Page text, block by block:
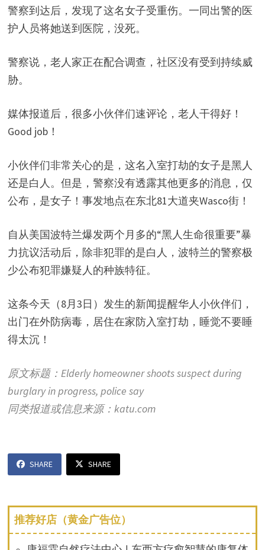
警察到达后，发现了这名女子受重伤。一同出警的医
护人员将她送到医院，没死。
警察说，老人家正在配合调查，社区没有受到持续威
胁。
媒体报道后，很多小伙伴们速评论，老人干得好！
Good job！
小伙伴们非常关心的是，这名入室打劫的女子是黑人
还是白人。但是，警察没有透露其他更多的消息，仅
公布，是女子！事发地点在东北81大道夹Wasco街！
自从美国波特兰爆发两个月多的“黑人生命很重要”暴
力抗议活动后，除非犯罪的是白人，波特兰的警察极
少公布犯罪嫌疑人的种族特征。
这条今天（8月3日）发生的新闻提醒华人小伙伴们，
出门在外防病毒，居住在家防入室打劫，睡觉不要睡
得太沉！
原文标题：Elderly homeowner shoots suspect during
burglary in progress, police say
同类报道或信息来源：katu.com
SHARE SHARE
推荐好店（黄金广告位）